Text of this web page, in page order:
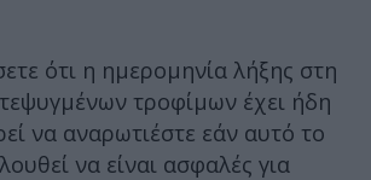
ότι η ημερομηνία λήξης στη
τροφίμων έχει ήδη
να αναρωτιέστε εάν αυτό το
να είναι ασφαλές για